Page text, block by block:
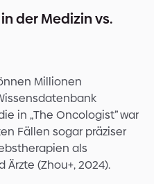
der Medizin vs.
Millionen
in „The Oncologist” war
Fällen sogar präziser
als
(Zhou+, 2024).